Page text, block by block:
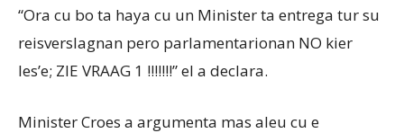
“Ora cu bo ta haya cu un Minister ta entrega tur su
reisverslagnan pero parlamentarionan NO kier
les’e; ZIE VRAAG 1 !!!!!!!” el a declara.
Minister Croes a argumenta mas aleu cu e